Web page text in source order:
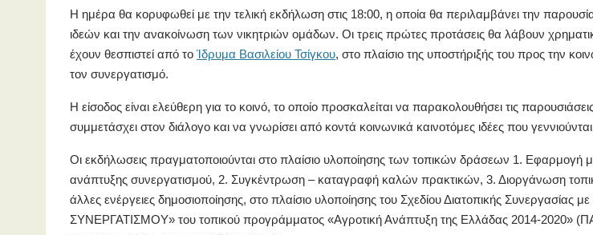
Η ημέρα θα κορυφωθεί με την τελική εκδήλωση στις 18:00, η οποία θα περιλαμβάνει την
ιδεών και την ανακοίνωση των νικητριών ομάδων. Οι τρεις πρώτες προτάσεις θα λάβουν
έχουν θεσπιστεί από το Ίδρυμα Βασιλείου Τσίγκου, στο πλαίσιο της υποστήριξής του προς την
τον συνεργατισμό.
Η είσοδος είναι ελεύθερη για το κοινό, το οποίο προσκαλείται να παρακολουθήσει τις
συμμετάσχει στον διάλογο και να γνωρίσει από κοντά κοινωνικά καινοτόμες ιδέες που
Οι εκδήλωσεις πραγματοποιούνται στο πλαίσιο υλοποίησης των τοπικών δράσεων 1. Εφαρμογή
ανάπτυξης συνεργατισμού, 2. Συγκέντρωση – καταγραφή καλών πρακτικών, 3. Διοργάνωση
άλλες ενέργειες δημοσιοποίησης, στο πλαίσιο υλοποίησης του Σχεδίου Διατοπικής Συνεργασίας
ΣΥΝΕΡΓΑΤΙΣΜΟΥ» του τοπικού προγράμματος «Αγροτική Ανάπτυξη της Ελλάδας 2014-2020»